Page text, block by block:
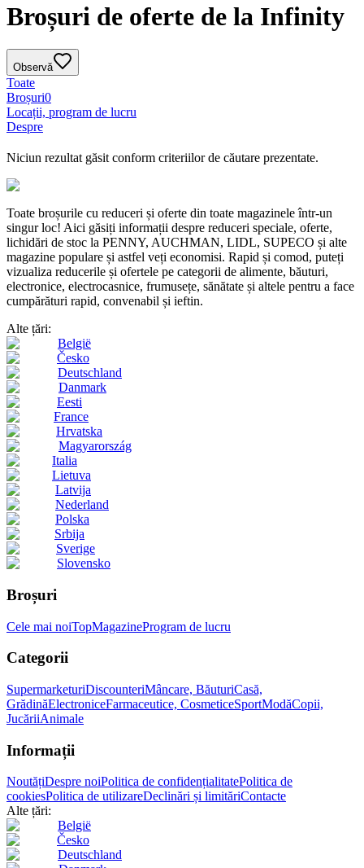
Broșuri de oferte de la Infinity
Observă
Toate
Broșuri0
Locații, program de lucru
Despre
Niciun rezultat găsit conform criteriilor de căutare prezentate.
Toate broșurile cu reduceri și oferte din toate magazinele într-un
singur loc! Aici găsiți informații despre reduceri speciale, oferte,
lichidări de stoc la PENNY, AUCHMAN, LIDL, SUPECO și alte
magazine populare și astfel veți economisi. Rapid și comod, puteți
vizualiza reducerile și ofertele pe categorii de alimente, băuturi,
electronice, electrocasnice, frumusețe, sănătate și altele pentru a face
cumpărături rapid, convenabil și ieftin.
Alte țări:
België
Česko
Deutschland
Danmark
Eesti
France
Hrvatska
Magyarország
Italia
Lietuva
Latvija
Nederland
Polska
Srbija
Sverige
Slovensko
Broșuri
Cele mai noiTopMagazineProgram de lucru
Categorii
SupermarketuriDiscounteriMâncare, BăuturiCasă,
GrădinăElectroniceFarmaceutice, CosmeticeSportModăCopii,
JucăriiAnimale
Informații
NoutățiDespre noiPolitica de confidențialitatePolitica de
cookiesPolitica de utilizareDeclinări și limităriContacte
Alte țări:
België
Česko
Deutschland